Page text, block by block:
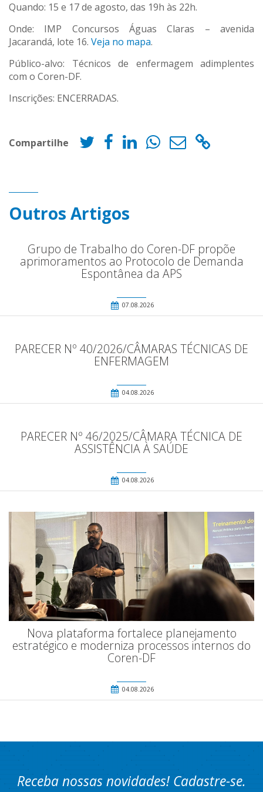
Quando: 15 e 17 de agosto, das 19h às 22h.
Onde: IMP Concursos Águas Claras – avenida
Jacarandá, lote 16. Veja no mapa.
Público-alvo: Técnicos de enfermagem adimplentes
com o Coren-DF.
Inscrições: ENCERRADAS.
Compartilhe
Outros Artigos
Grupo de Trabalho do Coren-DF propõe
aprimoramentos ao Protocolo de Demanda
Espontânea da APS
07.08.2026
PARECER Nº 40/2026/CÂMARAS TÉCNICAS DE
ENFERMAGEM
04.08.2026
PARECER Nº 46/2025/CÂMARA TÉCNICA DE
ASSISTÊNCIA À SAÚDE
04.08.2026
Nova plataforma fortalece planejamento
estratégico e moderniza processos internos do
Coren-DF
04.08.2026
Receba nossas novidades! Cadastre-se.